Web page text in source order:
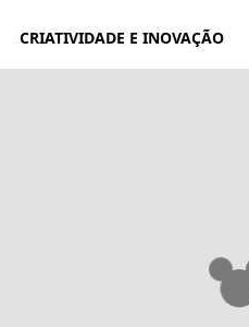
CRIATIVIDADE E INOVAÇÃO